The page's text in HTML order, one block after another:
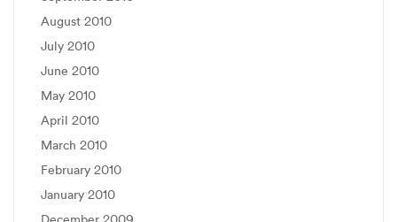
August 2010
July 2010
June 2010
May 2010
April 2010
March 2010
February 2010
January 2010